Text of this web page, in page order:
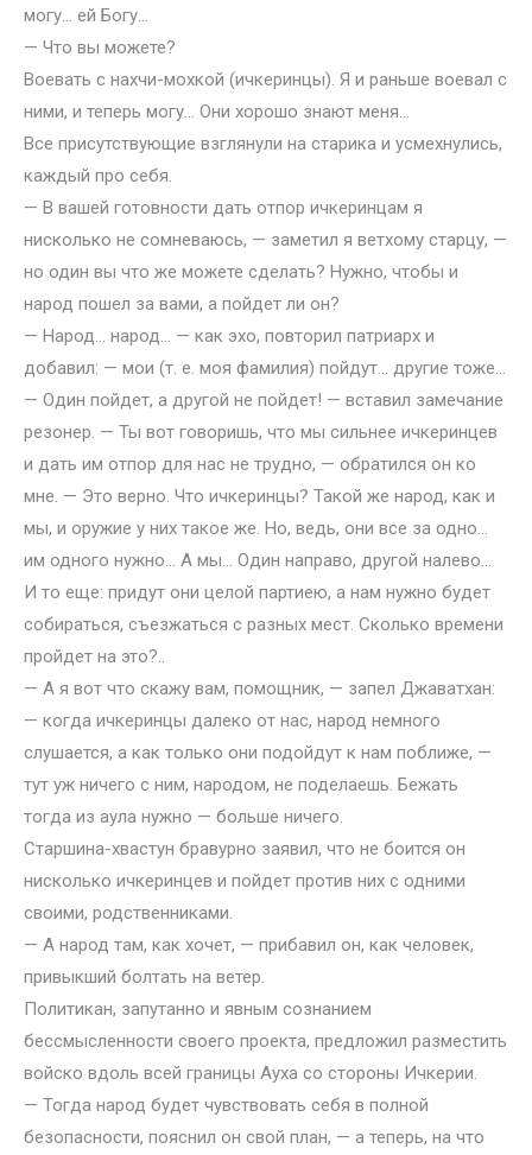
могу… ей Богу…
— Что вы можете?
Воевать с нахчи-мохкой (ичкеринцы). Я и раньше воевал с
ними, и теперь могу… Они хорошо знают меня…
Все присутствующие взглянули на старика и усмехнулись,
каждый про себя.
— В вашей готовности дать отпор ичкеринцам я
нисколько не сомневаюсь, — заметил я ветхому старцу, —
но один вы что же можете сделать? Нужно, чтобы и
народ пошел за вами, а пойдет ли он?
— Народ… народ… — как эхо, повторил патриарх и
добавил: — мои (т. е. моя фамилия) пойдут… другие тоже…
— Один пойдет, а другой не пойдет! — вставил замечание
резонер. — Ты вот говоришь, что мы сильнее ичкеринцев
и дать им отпор для нас не трудно, — обратился он ко
мне. — Это верно. Что ичкеринцы? Такой же народ, как и
мы, и оружие у них такое же. Но, ведь, они все за одно…
им одного нужно… А мы… Один направо, другой налево…
И то еще: придут они целой партиею, а нам нужно будет
собираться, съезжаться с разных мест. Сколько времени
пройдет на это?..
— А я вот что скажу вам, помощник, — запел Джаватхан:
— когда ичкеринцы далеко от нас, народ немного
слушается, а как только они подойдут к нам поближе, —
тут уж ничего с ним, народом, не поделаешь. Бежать
тогда из аула нужно — больше ничего.
Старшина-хвастун бравурно заявил, что не боится он
нисколько ичкеринцев и пойдет против них с одними
своими, родственниками.
— А народ там, как хочет, — прибавил он, как человек,
привыкший болтать на ветер.
Политикан, запутанно и явным сознанием
бессмысленности своего проекта, предложил разместить
войско вдоль всей границы Ауха со стороны Ичкерии.
— Тогда народ будет чувствовать себя в полной
безопасности, пояснил он свой план, — а теперь, на что